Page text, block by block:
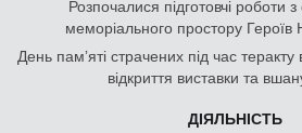
Розпочалися підготовчі роботи
меморіального простору Героїв
День памʼяті страчених під час
відкриття виставки та
ДІЯЛЬНІСТЬ